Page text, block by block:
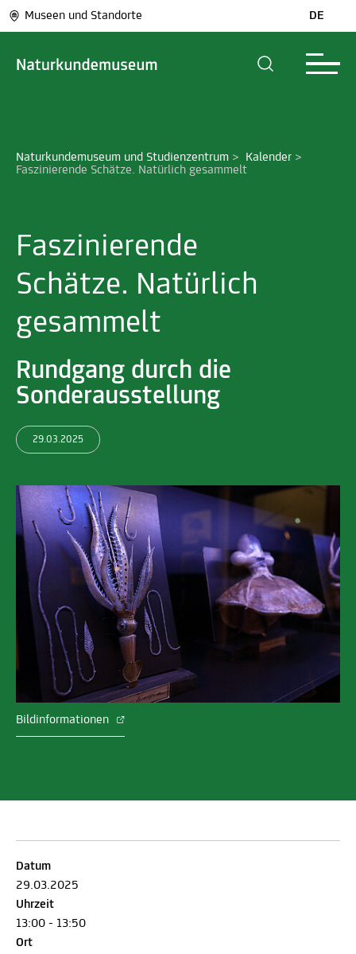
Museen und Standorte DE
Naturkundemuseum und Studienzentrum > Kalender >
Faszinierende Schätze. Natürlich gesammelt
Faszinierende
Schätze. Natürlich
gesammelt
Rundgang durch die
Sonderausstellung
29.03.2025
Bildinformationen
Datum
29.03.2025
Uhrzeit
13:00 - 13:50
Ort